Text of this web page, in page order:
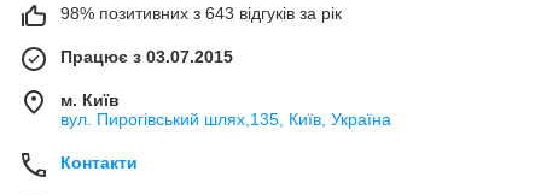
98% позитивних з 643 відгуків за рік
Працює з 03.07.2015
м. Київ
вул. Пирогівський шлях,135, Київ, Україна
Контакти